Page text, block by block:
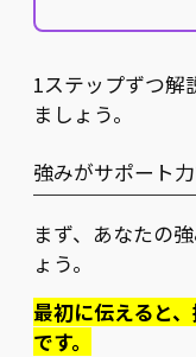
1ステップずつ解
ましょう。
強みがサポート
まず、あなたの
ょう。
最初に伝えると
です。